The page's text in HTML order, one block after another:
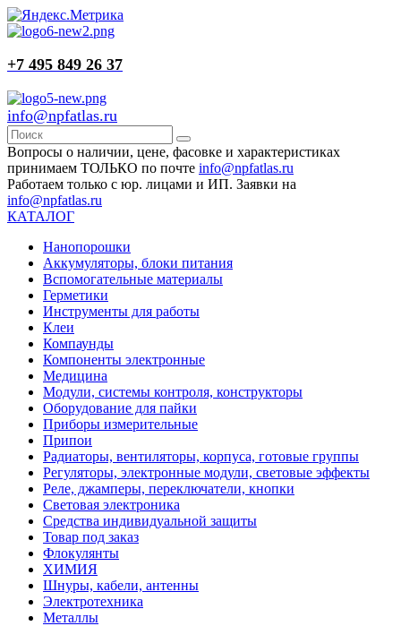
+7 495 849 26 37
info@npfatlas.ru
Вопросы о наличии, цене, фасовке и характеристиках
принимаем ТОЛЬКО по почте info@npfatlas.ru
Работаем только с юр. лицами и ИП. Заявки на
info@npfatlas.ru
КАТАЛОГ
Нанопорошки
Аккумуляторы, блоки питания
Вспомогательные материалы
Герметики
Инструменты для работы
Клеи
Компаунды
Компоненты электронные
Медицина
Модули, системы контроля, конструкторы
Оборудование для пайки
Приборы измерительные
Припои
Радиаторы, вентиляторы, корпуса, готовые группы
Регуляторы, электронные модули, световые эффекты
Реле, джамперы, переключатели, кнопки
Световая электроника
Средства индивидуальной защиты
Товар под заказ
Флокулянты
ХИМИЯ
Шнуры, кабели, антенны
Электротехника
Металлы